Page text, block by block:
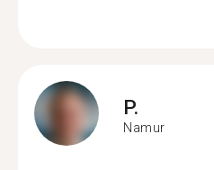
P.
Namur